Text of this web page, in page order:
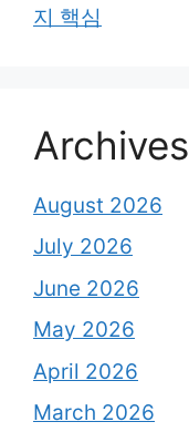
지 핵심
Archives
August 2026
July 2026
June 2026
May 2026
April 2026
March 2026